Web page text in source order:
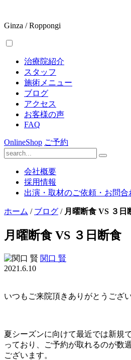
Ginza / Roppongi
治療院紹介
スタッフ
施術メニュー
ブログ
アクセス
お客様の声
FAQ
OnlineShop ご予約
会社概要
採用情報
出演・取材のご依頼・お問合
ホーム / ブログ / 月曜断食 VS ３日
月曜断食 VS ３日断食
関口 賢
2021.6.10
いつもご来院頂きありがとうござい
夏シーズンに向けて最近では新規
っており、ご予約が取れるのが数
ございます。